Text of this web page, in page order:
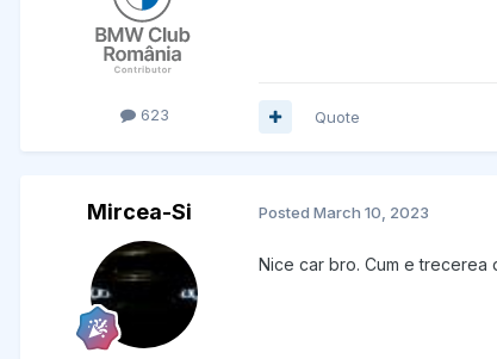
623 Quote
Mircea-Si Posted March 10, 2023
Nice car bro. Cum e trecerea